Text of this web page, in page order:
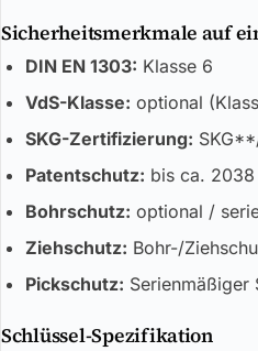
Sicherheitsmerkmale auf
DIN EN 1303: Klasse 6
VdS-Klasse: optional
SKG-Zertifizierung:
Patentschutz: bis ca. 2038
Bohrschutz: optional /
Ziehschutz: Bohr-/
Pickschutz: Serienmäßiger
Schlüssel-Spezifikation